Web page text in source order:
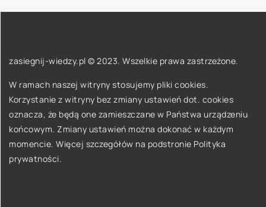
zasiegnij-wiedzy.pl © 2023. Wszelkie prawa zastrzeżone.
W ramach naszej witryny stosujemy pliki cookies.
Korzystanie z witryny bez zmiany ustawień dot. cookies
oznacza, że będą one zamieszczane w Państwa urządzeniu
końcowym. Zmiany ustawień można dokonać w każdym
momencie. Więcej szczegółów na podstronie Polityka
prywatności.